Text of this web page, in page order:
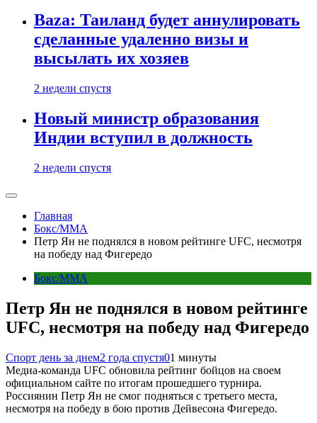
Baza: Таиланд будет аннулировать
сделанные удаленно визы и
высылать их хозяев
2 недели спустя
Новый министр образования
Индии вступил в должность
2 недели спустя
Главная
Бокс/MMA
Петр Ян не поднялся в новом рейтинге UFC, несмотря
на победу над Фигередо
Бокс/MMA
Петр Ян не поднялся в новом рейтинге
UFC, несмотря на победу над Фигередо
Спорт день за днем2 года спустя01 минуты
Медиа-команда UFC обновила рейтинг бойцов на своем
официальном сайте по итогам прошедшего турнира.
Россиянин Петр Ян не смог подняться с третьего места,
несмотря на победу в бою против Дейвесона Фигередо.